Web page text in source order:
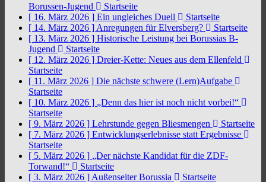
Borussen-Jugend
Startseite
[ 16. März 2026 ] Ein ungleiches Duell
Startseite
[ 14. März 2026 ] Anregungen für Elversberg?
Startseite
[ 13. März 2026 ] Historische Leistung bei Borussias B-
Jugend
Startseite
[ 12. März 2026 ] Dreier-Kette: Neues aus dem Ellenfeld
Startseite
[ 11. März 2026 ] Die nächste schwere (Lern)Aufgabe
Startseite
[ 10. März 2026 ] „Denn das hier ist noch nicht vorbei!“
Startseite
[ 9. März 2026 ] Lehrstunde gegen Bliesmengen
Startseite
[ 7. März 2026 ] Entwicklungserlebnisse statt Ergebnisse
Startseite
[ 5. März 2026 ] „Der nächste Kandidat für die ZDF-
Torwand!“
Startseite
[ 3. März 2026 ] Außenseiter Borussia
Startseite